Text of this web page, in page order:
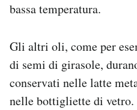
bassa temperatura.
Gli altri oli, come per
di semi di girasole,
conservati nelle latte
nelle bottigliette di